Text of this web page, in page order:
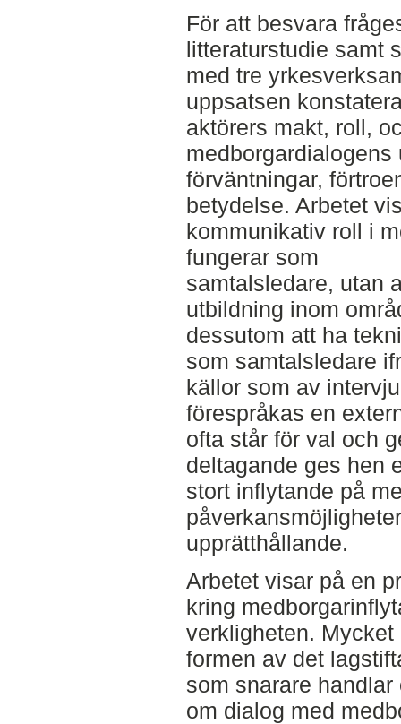
För att besvara
litteraturstudie samt
med tre
uppsatsen
aktörers makt, roll,
förväntningar,
betydelse. Arbetet
kommunikativ roll i
fungerar som
samtalsledare, utan
utbildning inom
dessutom att ha
som samtalsledare
källor som av
förespråkas en
ofta står för val och
deltagande ges hen
stort inflytande på
upprätthållande.
Arbetet visar på en
kring
verkligheten.
formen av det
som snarare
om dialog med